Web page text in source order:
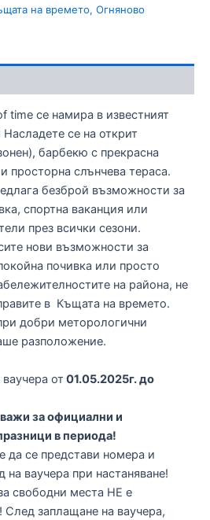
на времето, Огняново
time се намира в известният
се на открит
барбекю с прекрасна
просторна слънчева тераса.
безброй възможности за
спортна ваканция или
през всички сезони.
нови възможности за
почивка или просто
на района, не
в Къщата на времето.
добри меторологични
разположение.
от 01.05.2025г. до
за официални и
в периода!
да се представи номера и
на ваучера при настаняване!
свободни места НЕ е
заплащане на ваучера,